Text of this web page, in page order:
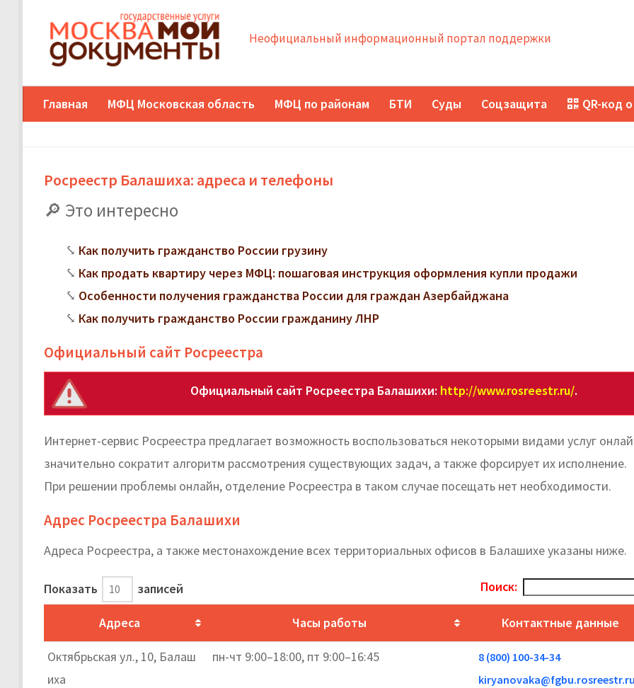
Неофициальный информационный портал поддержки
Главная МФЦ Московская область МФЦ по районам БТИ Суды Соцзащита QR-код
Росреестр Балашиха: адреса и телефоны
Это интересно
Как получить гражданство России грузину
Как продать квартиру через МФЦ: пошаговая инструкция оформления купли продажи
Особенности получения гражданства России для граждан Азербайджана
Как получить гражданство России гражданину ЛНР
Официальный сайт Росреестра
Официальный сайт Росреестра Балашихи: http://www.rosreestr.ru/.
Интернет-сервис Росреестра предлагает возможность воспользоваться некоторыми видами услуг
значительно сократит алгоритм рассмотрения существующих задач, а также форсирует их исполнение.
При решении проблемы онлайн, отделение Росреестра в таком случае посещать нет необходимости.
Адрес Росреестра Балашихи
Адреса Росреестра, а также местонахождение всех территориальных офисов в Балашихе указаны ниже.
Показать записей Поиск:
Адреса Часы работы Контактные данные
Октябрьская ул., 10, Балаш
иха
пн-чт 9:00–18:00, пт 9:00–16:45
8 (800) 100-34-34